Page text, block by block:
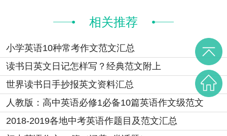
相关推荐
小学英语10种常考作文范文汇总
读书日英文日记怎样写？经典范文附上
世界读书日手抄报英文资料汇总
人教版：高中英语必修1必备10篇英语作文级范文
2018-2019各地中考英语作题目及范文汇总